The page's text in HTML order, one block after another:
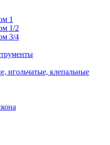
1
1/2
3/4
игольчатые, клепальные